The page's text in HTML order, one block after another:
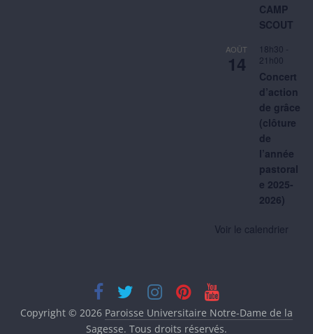
CAMP
SCOUT
AOÛT
14
18h30 -
21h00
Concert
d’action
de grâce
(clôture
de
l’année
pastoral
e 2025-
2026)
Voir le calendrier
Copyright © 2026 Paroisse Universitaire Notre-Dame de la
Sagesse. Tous droits réservés.